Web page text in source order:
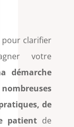
pour clarifier
votre
démarche
de
patient de